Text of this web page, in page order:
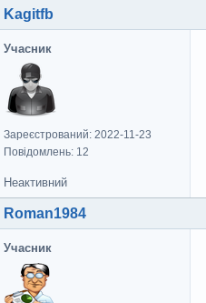
Kagitfb
Учасник
Зареєстрований: 2022-11-23
Повідомлень: 12
Неактивний
Roman1984
Учасник